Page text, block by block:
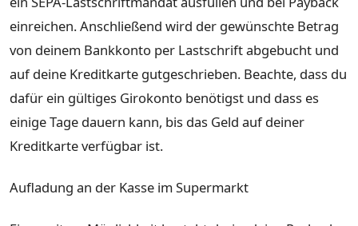
einreichen. Anschließend wird der gewünschte Betrag
von deinem Bankkonto per Lastschrift abgebucht und
auf deine Kreditkarte gutgeschrieben. Beachte, dass du
dafür ein gültiges Girokonto benötigst und dass es
einige Tage dauern kann, bis das Geld auf deiner
Kreditkarte verfügbar ist.
Aufladung an der Kasse im Supermarkt